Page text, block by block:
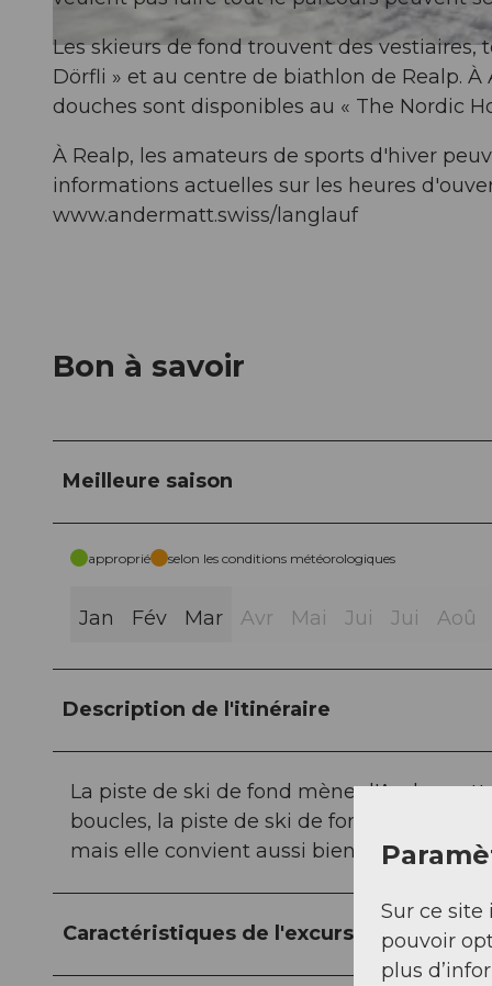
© Beat Brechbühl, Ferienregion Andermatt
Les skieurs de fond trouvent des
Dörfli » et au centre de biathlon de Realp.
douches sont disponibles au « The Nordic
À Realp, les amateurs de sports d'hiver
informations actuelles sur les heures
www.andermatt.swiss/langlauf
Bon à savoir
Meilleure saison
approprié selon les conditions météorologiques
Jan Fév Mar Avr Mai Jui Jui Aoû
Description de l'itinéraire
La piste de ski de fond mène
boucles, la piste de ski de fond longe la
mais elle convient aussi bien aux
Caractéristiques de l'excursion
Sur ce site
pouvoir
plus